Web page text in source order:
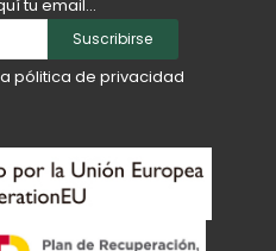
tu email...
Suscribirse
pólitica de privacidad